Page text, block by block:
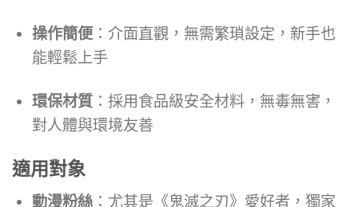
操作簡便：介面直觀，無需繁瑣設定，新手也
能輕鬆上手
環保材質：採用食品級安全材料，無毒無害，
對人體與環境友善
適用對象
動漫粉絲：尤其是《鬼滅之刃》愛好者，獨家